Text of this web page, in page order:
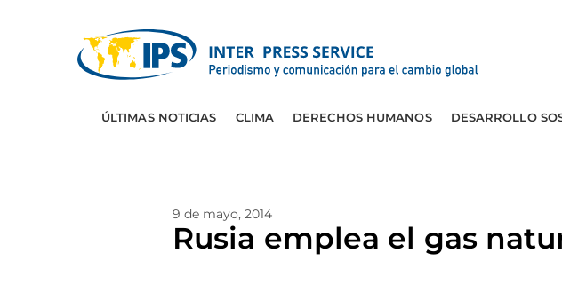
ÚLTIMAS NOTICIAS CLIMA DERECHOS HUMANOS DESARROLLO
9 de mayo, 2014
Rusia emplea el gas